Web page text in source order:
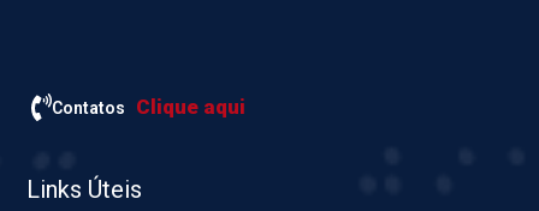
Contatos Clique aqui
Links Úteis